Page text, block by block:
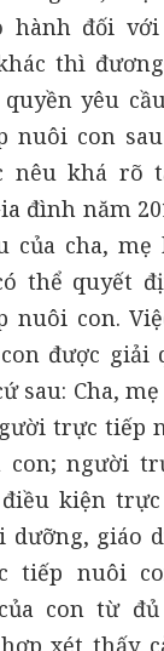
hành đối
thì
yêu
nuôi con
nêu khá rõ
đình năm
của cha, mẹ
thể quyết
nuôi con.
được giải
sau: Cha,
trực tiếp
con; người
kiện
dưỡng, giáo
tiếp nuôi
con từ
xét thấy